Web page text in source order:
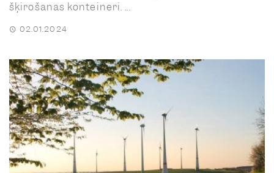
šķirošanas konteineri. ...
02.01.2024